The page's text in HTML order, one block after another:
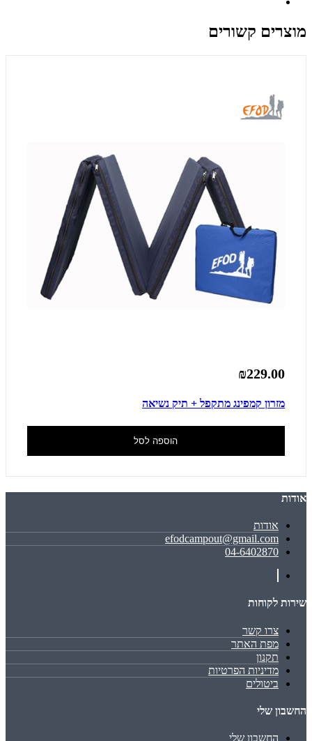
מוצרים קשורים
₪229.00
מזרון קמפינג מתקפל + תיק נשיאה
הוספה לסל
אודות
אודות
efodcampout@gmail.com
04-6402870
שירות לקוחות
צרו קשר
מפת האתר
תקנון
מדיניות הפרטיות
ביטולים
החשבון שלי
החשבון שלי